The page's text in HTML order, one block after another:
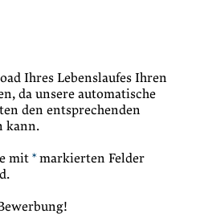
Ihres Lebenslaufes Ihren
da unsere automatische
den entsprechenden
kann.
mit *markierten Felder